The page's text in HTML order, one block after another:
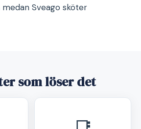
Sveago sköter
som löser det